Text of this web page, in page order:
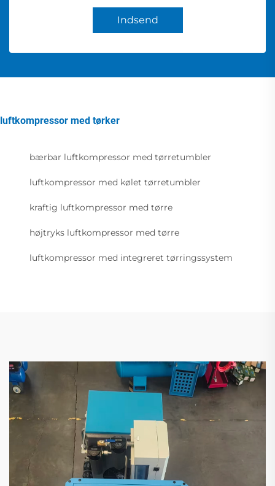
Indsend
luftkompressor med tørker
bærbar luftkompressor med tørretumbler
luftkompressor med kølet tørretumbler
kraftig luftkompressor med tørre
højtryks luftkompressor med tørre
luftkompressor med integreret tørringssystem